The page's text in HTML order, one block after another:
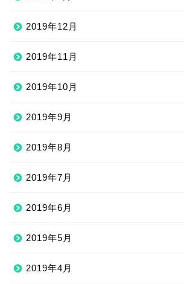
2019年12月
2019年11月
2019年10月
2019年9月
2019年8月
2019年7月
2019年6月
2019年5月
2019年4月